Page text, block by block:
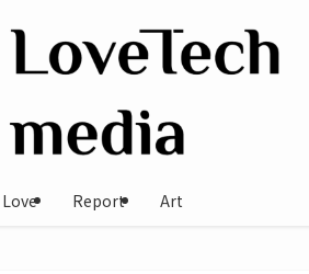
Love Report Art